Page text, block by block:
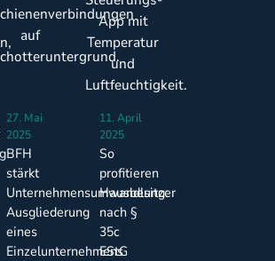
27. Mai
2025
BFH
stärkt
Unternehmensumwandlung:
Ausgliederung
eines
Einzelunternehmens
11. April
2025
So
profitieren
Hausbesitzer
nach §
35c
EStG